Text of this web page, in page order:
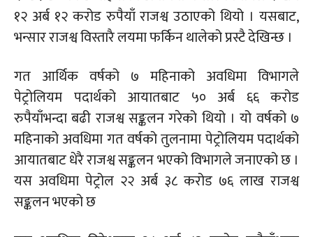
१२ अर्ब १२ करोड रुपैयाँ राजश्व उठाएको थियो । यसबाट,
भन्सार राजश्व विस्तारै लयमा फर्किन थालेको प्रस्टै देखिन्छ ।
गत आर्थिक वर्षको ७ महिनाको अवधिमा विभागले
पेट्रोलियम पदार्थको आयातबाट ५० अर्ब ६६ करोड
रुपैयाँभन्दा बढी राजश्व सङ्कलन गरेको थियो । यो वर्षको ७
महिनाको अवधिमा गत वर्षको तुलनामा पेट्रोलियम पदार्थको
आयातबाट धेरै राजश्व सङ्कलन भएको विभागले जनाएको छ ।
यस अवधिमा पेट्रोल २२ अर्ब ३८ करोड ७६ लाख राजश्व
सङ्कलन भएको छ